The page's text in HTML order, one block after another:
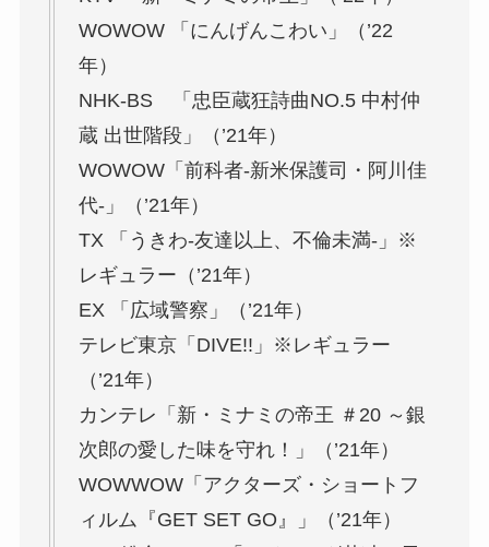
WOWOW 「にんげんこわい」（’22
年）
NHK-BS 「忠臣蔵狂詩曲NO.5 中村仲
蔵 出世階段」（’21年）
WOWOW「前科者-新米保護司・阿川佳
代-」（’21年）
TX 「うきわ-友達以上、不倫未満-」※
レギュラー（’21年）
EX 「広域警察」（’21年）
テレビ東京「DIVE!!」※レギュラー
（’21年）
カンテレ「新・ミナミの帝王 ＃20 ～銀
次郎の愛した味を守れ！」（’21年）
WOWWOW「アクターズ・ショートフ
ィルム『GET SET GO』」（’21年）